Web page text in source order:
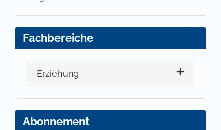
Fachbereiche
Erziehung
Abonnement